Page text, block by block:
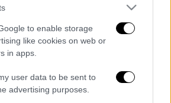
to enable storage
like cookies on web or
in apps.
user data to be sent to
advertising purposes.
έρημο
πιάστηκαν στην έρημο της
απότζιχαντιστές